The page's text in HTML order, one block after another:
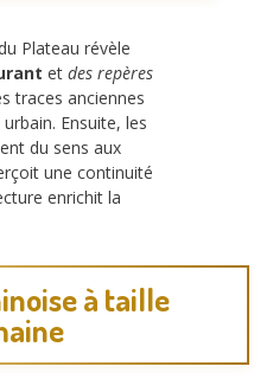
Plateau révèle
et des repères
traces anciennes
Ensuite, les
du sens aux
une continuité
enrichit la
à taille